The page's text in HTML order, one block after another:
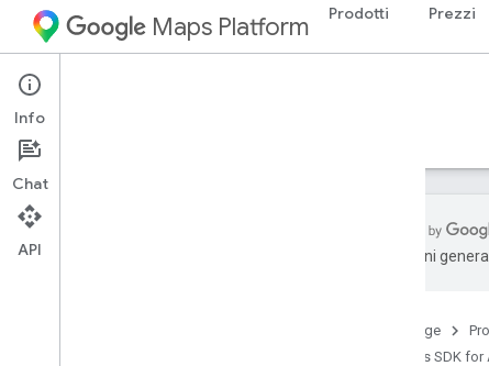
Maps Platform Prodotti Prezzi
Android
Guide
traduzioni
Home page
Maps SDK
Info
Chat
API